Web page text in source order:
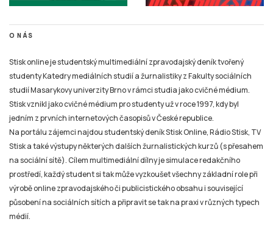
O NÁS
Stisk online je studentský multimediální zpravodajský deník tvořený
studenty Katedry mediálních studií a žurnalistiky z Fakulty sociálních
studií Masarykovy univerzity Brno v rámci studia jako cvičné médium.
Stisk vznikl jako cvičné médium pro studenty už v roce 1997, kdy byl
jedním z prvních internetových časopisů v České republice.
Na portálu zájemci najdou studentský deník Stisk Online, Rádio Stisk, TV
Stisk a také výstupy některých dalších žurnalistických kurzů (s přesahem
na sociální sítě). Cílem multimediální dílny je simulace redakčního
prostředí, každý student si tak může vyzkoušet všechny základní role při
výrobě online zpravodajského či publicistického obsahu i související
působení na sociálních sítích a připravit se tak na praxi v různých typech
médií.